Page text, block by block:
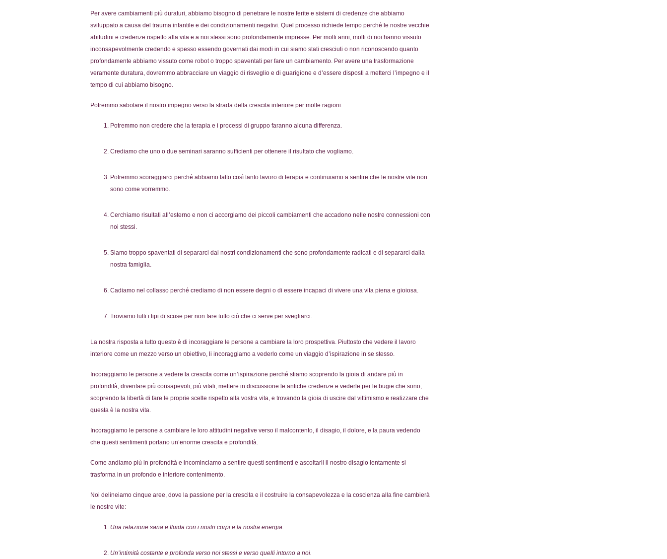
Per avere cambiamenti più duraturi, abbiamo bisogno di penetrare le nostre ferite e sistemi di credenze che abbiamo
sviluppato a causa del trauma infantile e dei condizionamenti negativi. Quel processo richiede tempo perché le nostre vecchie
abitudini e credenze rispetto alla vita e a noi stessi sono profondamente impresse. Per molti anni, molti di noi hanno vissuto
inconsapevolmente credendo e spesso essendo governati dai modi in cui siamo stati cresciuti o non riconoscendo quanto
profondamente abbiamo vissuto come robot o troppo spaventati per fare un cambiamento. Per avere una trasformazione
veramente duratura, dovremmo abbracciare un viaggio di risveglio e di guarigione e d’essere disposti a metterci l’impegno e il
tempo di cui abbiamo bisogno.
Potremmo sabotare il nostro impegno verso la strada della crescita interiore per molte ragioni:
Potremmo non credere che la terapia e i processi di gruppo faranno alcuna differenza.
Crediamo che uno o due seminari saranno sufficienti per ottenere il risultato che vogliamo.
Potremmo scoraggiarci perché abbiamo fatto così tanto lavoro di terapia e continuiamo a sentire che le nostre vite non
sono come vorremmo.
Cerchiamo risultati all’esterno e non ci accorgiamo dei piccoli cambiamenti che accadono nelle nostre connessioni con
noi stessi.
Siamo troppo spaventati di separarci dai nostri condizionamenti che sono profondamente radicati e di separarci dalla
nostra famiglia.
Cadiamo nel collasso perché crediamo di non essere degni o di essere incapaci di vivere una vita piena e gioiosa.
Troviamo tutti i tipi di scuse per non fare tutto ciò che ci serve per svegliarci.
La nostra risposta a tutto questo è di incoraggiare le persone a cambiare la loro prospettiva. Piuttosto che vedere il lavoro
interiore come un mezzo verso un obiettivo, li incoraggiamo a vederlo come un viaggio d’ispirazione in se stesso.
Incoraggiamo le persone a vedere la crescita come un’ispirazione perché stiamo scoprendo la gioia di andare più in
profondità, diventare più consapevoli, più vitali, mettere in discussione le antiche credenze e vederle per le bugie che sono,
scoprendo la libertà di fare le proprie scelte rispetto alla vostra vita, e trovando la gioia di uscire dal vittimismo e realizzare che
questa è la nostra vita.
Incoraggiamo le persone a cambiare le loro attitudini negative verso il malcontento, il disagio, il dolore, e la paura vedendo
che questi sentimenti portano un’enorme crescita e profondità.
Come andiamo più in profondità e incominciamo a sentire questi sentimenti e ascoltarli il nostro disagio lentamente si
trasforma in un profondo e interiore contenimento.
Noi delineiamo cinque aree, dove la passione per la crescita e il costruire la consapevolezza e la coscienza alla fine cambierà
le nostre vite:
Una relazione sana e fluida con i nostri corpi e la nostra energia.
Un’intimità costante e profonda verso noi stessi e verso quelli intorno a noi.